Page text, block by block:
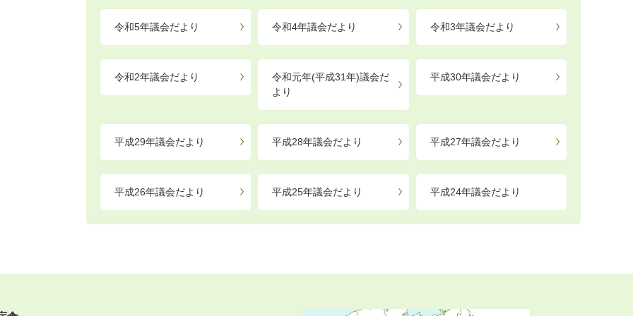
令和5年議会だより 令和4年議会だより 令和3年議会だより
令和2年議会だより
令和元年(平成31年)議会だ
より
平成30年議会だより
平成29年議会だより 平成28年議会だより 平成27年議会だより
平成26年議会だより 平成25年議会だより 平成24年議会だより